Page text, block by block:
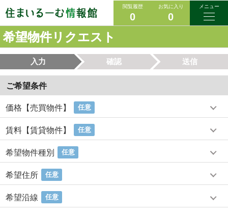
閲覧履歴
0
お気に入り
0
メニュー
希望物件リクエスト
入力 確認 送信
ご希望条件
価格【売買物件】 任意
賃料【賃貸物件】 任意
希望物件種別 任意
希望住所 任意
希望沿線 任意